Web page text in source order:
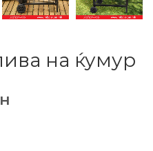
на ќумур